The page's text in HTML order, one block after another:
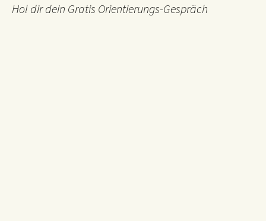
Hol dir dein Gratis Orientierungs-Gespräch